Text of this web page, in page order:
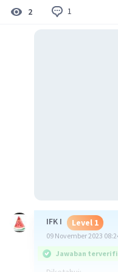
2 1
IFK I Level 1
09 November 2023
Jawaban